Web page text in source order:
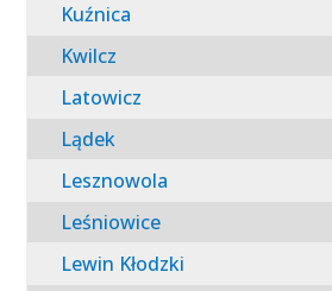
Kuźnica
Kwilcz
Latowicz
Lądek
Lesznowola
Leśniowice
Lewin Kłodzki